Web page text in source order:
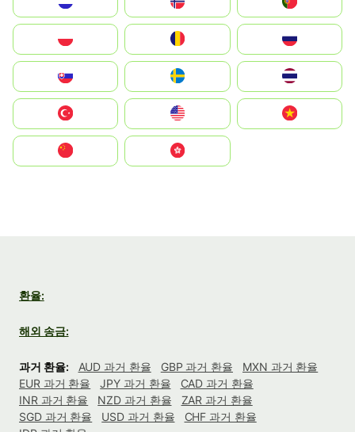
United States
中國香港特別行政區
환율:
해외 송금:
과거 환율: AUD 과거 환율 GBP 과거 환율
MXN 과거 환율
EUR 과거 환율
JPY 과거 환율
CAD 과거 환율
INR 과거 환율
NZD 과거 환율
ZAR 과거 환율
SGD 과거 환율
USD 과거 환율
CHF 과거 환율